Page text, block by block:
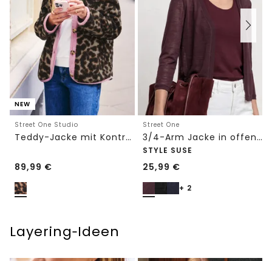
NEW
Street One Studio
Teddy-Jacke mit Kontrastdetail
89,99 €
Street One
3/4-Arm Jacke in offener Passform
STYLE SUSE
25,99 €
+ 2
Layering‑Ideen